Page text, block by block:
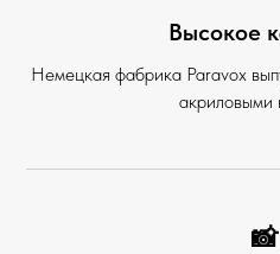
Высокое
Немецкая фабрика Paravox
акриловыми
📸